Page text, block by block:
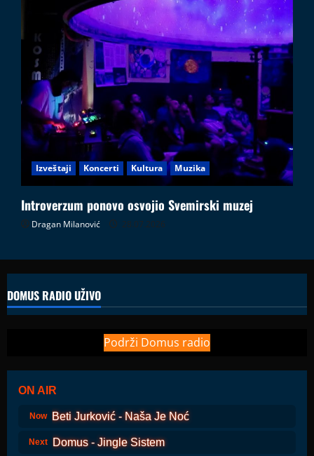
Izveštaji Koncerti Kultura Muzika
Introverzum ponovo osvojio Svemirski muzej
Dragan Milanović 28.07.2026
DOMUS RADIO UŽIVO
Podrži Domus radio
ON AIR
Now Beti Jurković - Naša Je Noć
Next Domus - Jingle Sistem